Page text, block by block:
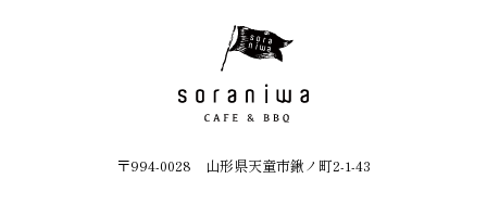
〒994-0028 山形県天童市鍬ノ町2-1-43